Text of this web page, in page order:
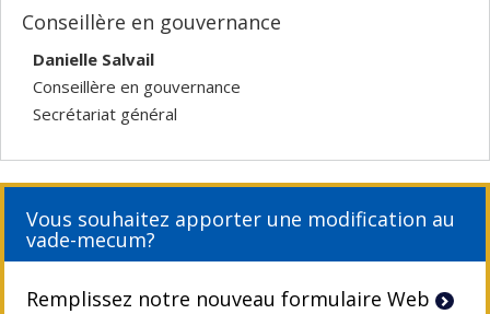
Conseillère en gouvernance
Danielle Salvail
Conseillère en gouvernance
Secrétariat général
Vous souhaitez apporter une modification au
vade-mecum?
Remplissez notre nouveau formulaire Web